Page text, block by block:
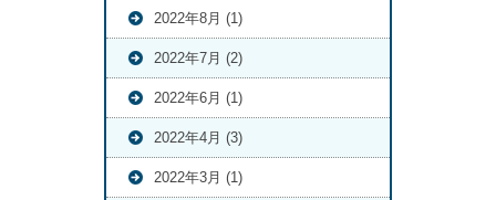
2022年8月 (1)
2022年7月 (2)
2022年6月 (1)
2022年4月 (3)
2022年3月 (1)